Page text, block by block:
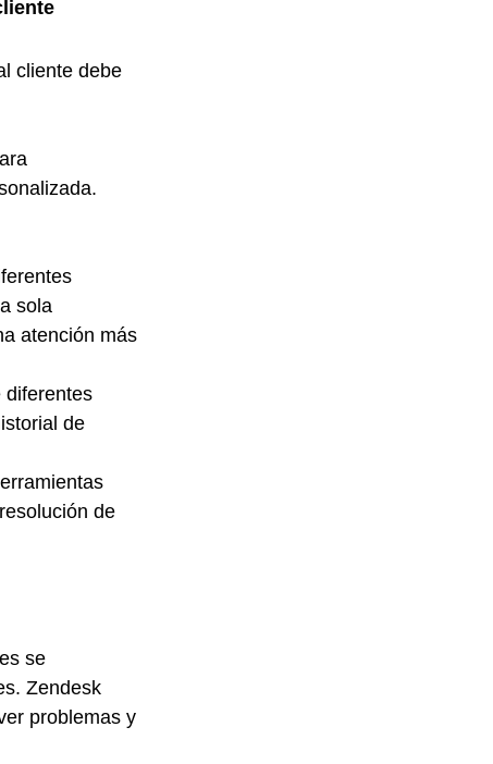
cliente debe
sola
atención más
diferentes
de
de
se
Zendesk
problemas y